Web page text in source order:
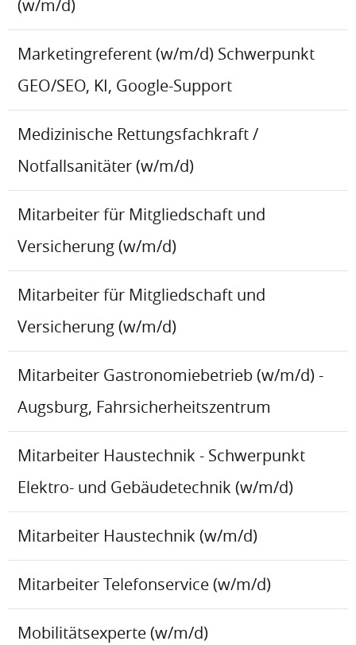
(w/m/d)
Marketingreferent (w/m/d) Schwerpunkt
GEO/SEO, KI, Google-Support
Medizinische Rettungsfachkraft /
Notfallsanitäter (w/m/d)
Mitarbeiter für Mitgliedschaft und
Versicherung (w/m/d)
Mitarbeiter für Mitgliedschaft und
Versicherung (w/m/d)
Mitarbeiter Gastronomiebetrieb (w/m/d) -
Augsburg, Fahrsicherheitszentrum
Mitarbeiter Haustechnik - Schwerpunkt
Elektro- und Gebäudetechnik (w/m/d)
Mitarbeiter Haustechnik (w/m/d)
Mitarbeiter Telefonservice (w/m/d)
Mobilitätsexperte (w/m/d)